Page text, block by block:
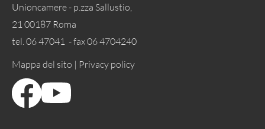
Unioncamere - p.zza Sallustio,
21 00187 Roma
tel. 06 47041 - fax 06 4704240
Mappa del sito | Privacy policy